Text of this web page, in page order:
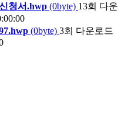
청서.hwp (0byte) 13회 다운
(0byte) 3회 다운로드